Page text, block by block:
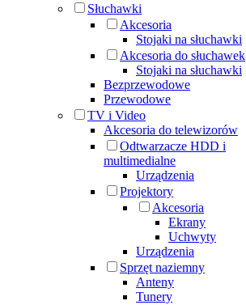
Słuchawki
Akcesoria
Stojaki na słuchawki
Akcesoria do słuchawek
Stojaki na słuchawki
Bezprzewodowe
Przewodowe
TV i Video
Akcesoria do telewizorów
Odtwarzacze HDD i
multimedialne
Urządzenia
Projektory
Akcesoria
Ekrany
Uchwyty
Urządzenia
Sprzęt naziemny
Anteny
Tunery